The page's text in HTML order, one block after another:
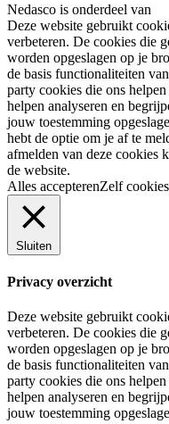
Nedasco is onderdeel van
Deze website gebruikt
verbeteren. De cookies die
worden opgeslagen op je
de basis functionaliteiten
party cookies die ons
helpen analyseren en
jouw toestemming
hebt de optie om je af te
afmelden van deze cookies
de website.
Alles accepterenZelf
Sluiten
Privacy overzicht
Deze website gebruikt
verbeteren. De cookies die
worden opgeslagen op je
de basis functionaliteiten
party cookies die ons
helpen analyseren en
jouw toestemming